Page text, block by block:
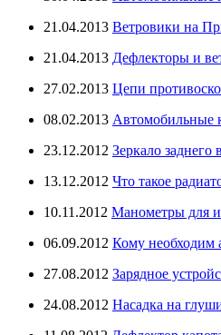
21.04.2013 Ветровики на
21.04.2013 Дефлекторы и
27.02.2013 Цепи
08.02.2013 Автомобильные
23.12.2012 Зеркало заднего
13.12.2012 Что такое
10.11.2012 Манометры для
06.09.2012 Кому необходим
27.08.2012 Зарядное
24.08.2012 Насадка на